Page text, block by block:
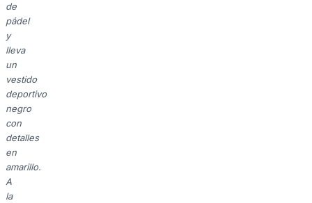
de
pádel
y
lleva
un
vestido
deportivo
negro
con
detalles
en
amarillo.
A
la